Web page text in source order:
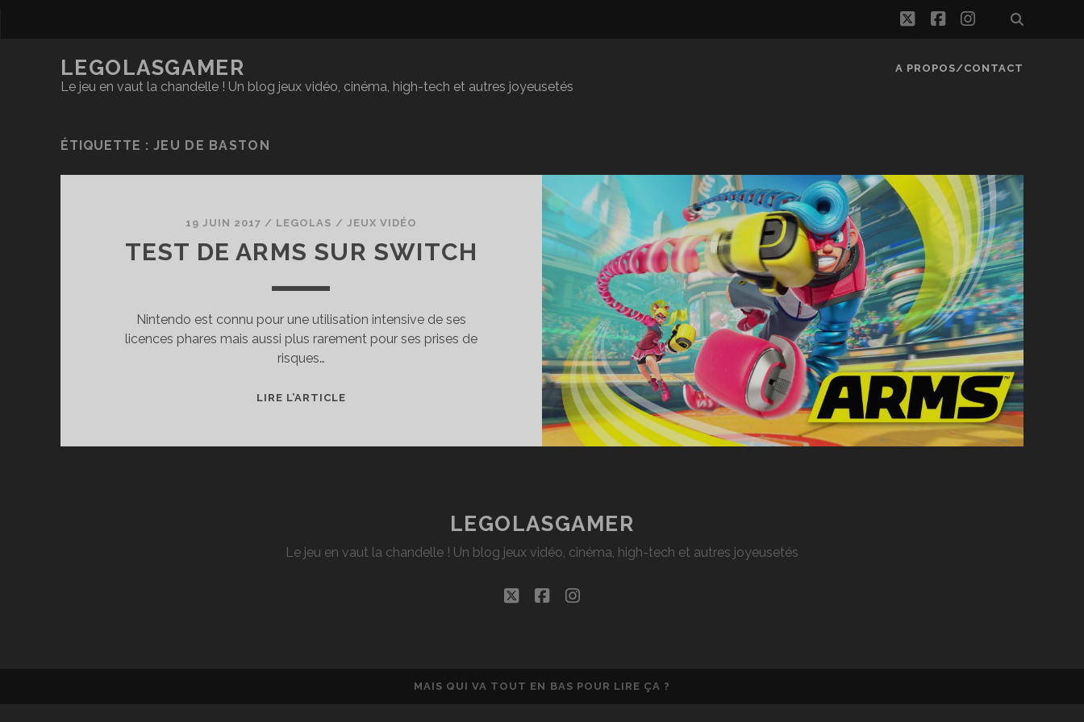
twitterfacebook
instagram
LEGOLASGAMER
Le jeu en vaut la chandelle ! Un blog jeux vidéo, cinéma, high-tech et autres joyeusetés
A PROPOS/CONTACT
ÉTIQUETTE :JEU DE BASTON
19 JUIN 2017 / LEGOLAS / JEUX VIDÉO
TEST DE ARMS SUR SWITCH
Nintendo est connu pour une utilisation intensive de ses
licences phares mais aussi plus rarement pour ses prises de
risques…
LIRE L’ARTICLE
LEGOLASGAMER
Le jeu en vaut la chandelle ! Un blog jeux vidéo, cinéma, high-tech et autres joyeusetés
twitterfacebookinstagram
MAIS QUI VA TOUT EN BAS POUR LIRE ÇA ?